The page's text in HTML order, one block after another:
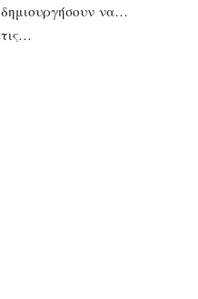
δημιουργήσουν
τις…
να…